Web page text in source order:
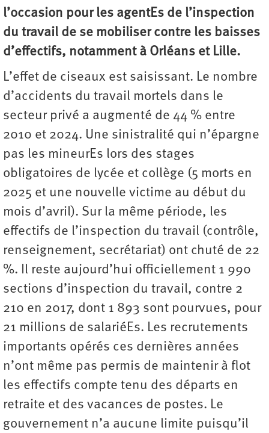
l’occasion pour les agentEs de l’inspection
du travail de se mobiliser contre les baisses
d’effectifs, notamment à Orléans et Lille.
L’effet de ciseaux est saisissant. Le nombre
d’accidents du travail mortels dans le
secteur privé a augmenté de 44 % entre
2010 et 2024. Une sinistralité qui n’épargne
pas les mineurEs lors des stages
obligatoires de lycée et collège (5 morts en
2025 et une nouvelle victime au début du
mois d’avril). Sur la même période, les
effectifs de l’inspection du travail (contrôle,
renseignement, secrétariat) ont chuté de 22
%. Il reste aujourd’hui officiellement 1 990
sections d’inspection du travail, contre 2
210 en 2017, dont 1 893 sont pourvues, pour
21 millions de salariéEs. Les recrutements
importants opérés ces dernières années
n’ont même pas permis de maintenir à flot
les effectifs compte tenu des départs en
retraite et des vacances de postes. Le
gouvernement n’a aucune limite puisqu’il